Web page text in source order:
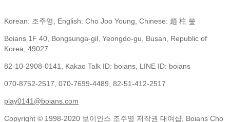
Korean: 조주영, English: Cho Joo Young, Chinese: 趙 柱 瑩
Boians 1F 40, Bongsunga-gil, Yeongdo-gu, Busan, Republic of
Korea, 49027
82-10-2908-0141, Kakao Talk ID: boians, LINE ID: boians
070-8752-2517, 070-7699-4489, 82-51-412-2517
play0141@boians.com
Copyright © 1998-2020 보이안스 조주영 저작권 대여샵, Boians Cho